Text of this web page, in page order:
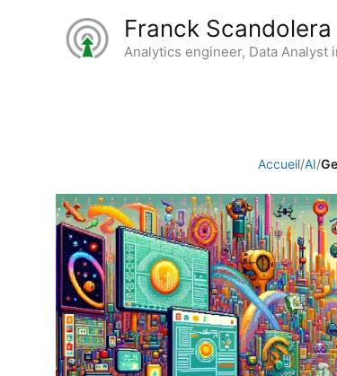
Franck Scandolera
Analytics engineer, Data Analyst
Accueil/AI/